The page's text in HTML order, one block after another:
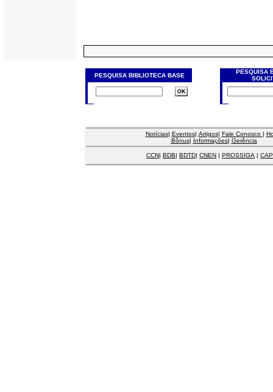
PESQUISA BIBLIOTECA BASE
PESQUISA
Notícias| Eventos| Artigos| Fale Conosco |
Bônus| Informações| Gerência
CCN| BDB| BDTD| CNEN | PROSSIGA |